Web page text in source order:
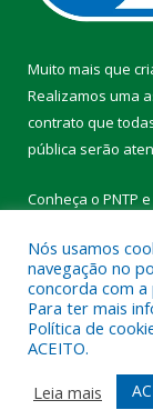
Muito mais que
Realizamos uma
contrato que
pública serão
Conheça o PNTP e
Todos os direitos
Mapa do Site
Nós usamos
navegação no
concorda com
Para ter mais
Política de
ACEITO.
Leia mais